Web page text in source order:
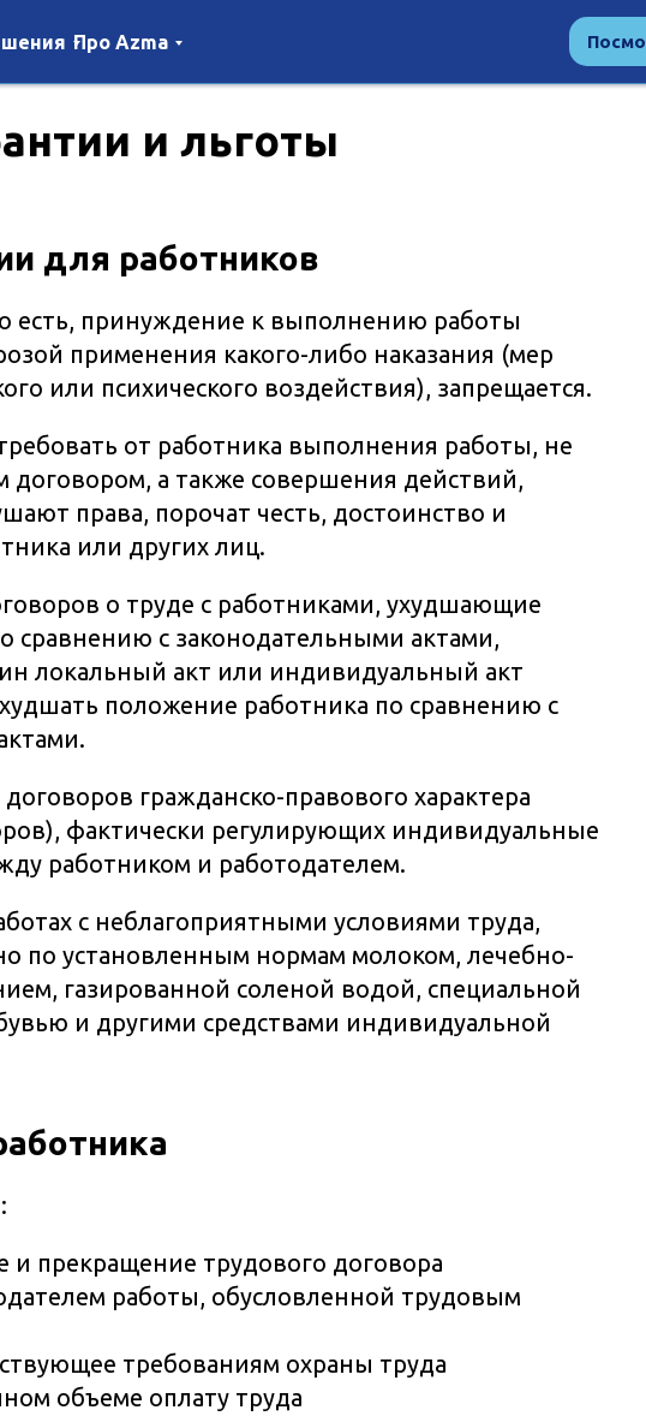
Про Azma
и льготы
для работников
есть, принуждение к выполнению работы
применения какого-либо наказания (мер
или психического воздействия), запрещается.
от работника выполнения работы, не
договором, а также совершения действий,
права, порочат честь, достоинство и
или других лиц.
о труде с работниками, ухудшающие
сравнению с законодательными актами,
локальный акт или индивидуальный акт
положение работника по сравнению с
гражданско-правового характера
фактически регулирующих индивидуальные
работником и работодателем.
с неблагоприятными условиями труда,
по установленным нормам молоком, лечебно-
газированной соленой водой, специальной
и другими средствами индивидуальной
и прекращение трудового договора
работы, обусловленной трудовым
требованиям охраны труда
объеме оплату труда